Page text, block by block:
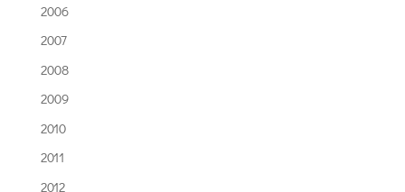
2006
2007
2008
2009
2010
2011
2012